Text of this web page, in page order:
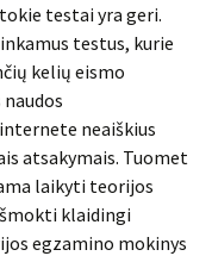
testai yra geri.
testus, kurie
kelių eismo
neaiškius
atsakymais. Tuomet
laikyti teorijos
klaidingi
egzamino mokinys